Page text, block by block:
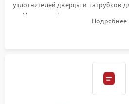
уплотнителей дверцы и патрубков
Надежная фиксация хомутов
сборка корпуса и установка
Подробнее